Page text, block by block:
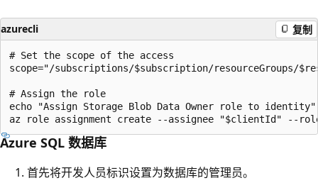
azurecli 复制
# Set the scope of the access
scope="/subscriptions/$subscription/resourceGroups/
# Assign the role
echo "Assign Storage Blob Data Owner role to identity"
Azure SQL 数据库
首先将开发人员标识设置为数据库的管理员。